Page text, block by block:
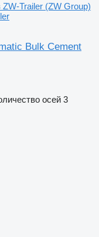
ZW-Trailer (ZW Group)
Bulk Cement
осей 3